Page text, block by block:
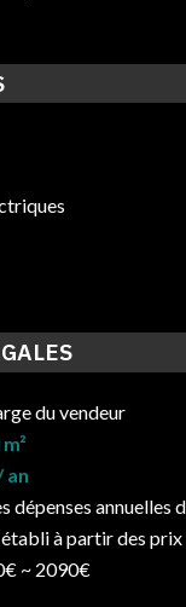
du vendeur
an
dépenses annuelles
à partir des
~ 2090€